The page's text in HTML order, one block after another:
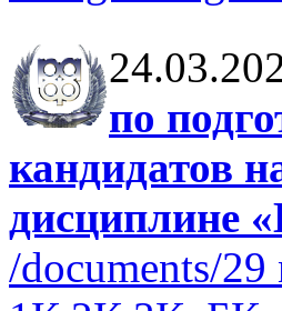
по
кандидатов
дисциплине
/documents/29